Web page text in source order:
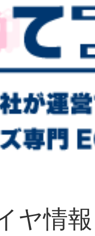
ヤ情